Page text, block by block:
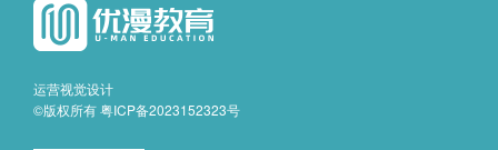
运营视觉设计
©版权所有粤ICP备2023152323号